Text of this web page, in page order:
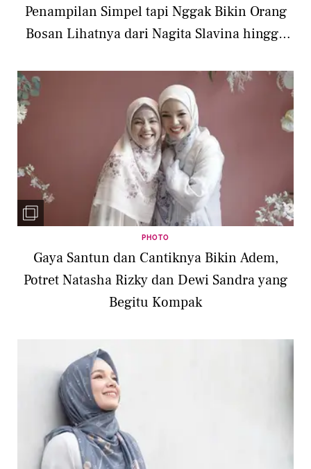
Penampilan Simpel tapi Nggak Bikin Orang
Bosan Lihatnya dari Nagita Slavina hingga
PHOTO
Gaya Santun dan Cantiknya Bikin Adem,
Potret Natasha Rizky dan Dewi Sandra yang
Begitu Kompak